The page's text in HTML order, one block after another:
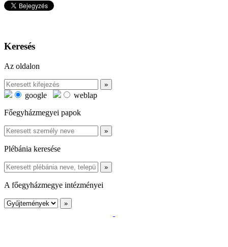
Keresés
Az oldalon
google
weblap
Főegyházmegyei papok
Plébánia keresése
A főegyházmegye intézményei